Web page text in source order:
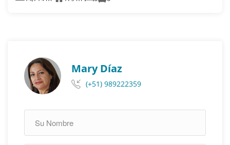
Mary Díaz
(+51) 989222359